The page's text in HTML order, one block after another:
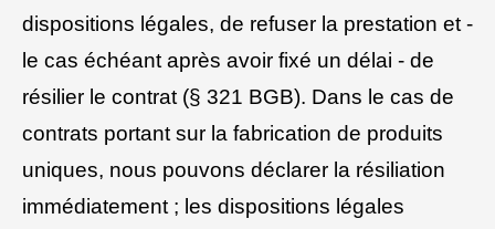
dispositions légales, de refuser la prestation et -
le cas échéant après avoir fixé un délai - de
résilier le contrat (§ 321 BGB). Dans le cas de
contrats portant sur la fabrication de produits
uniques, nous pouvons déclarer la résiliation
immédiatement ; les dispositions légales